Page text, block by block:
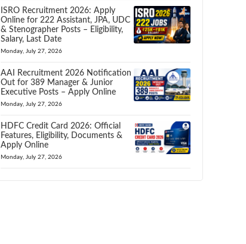
ISRO Recruitment 2026: Apply
Online for 222 Assistant, JPA, UDC
& Stenographer Posts – Eligibility,
Salary, Last Date
Monday, July 27, 2026
AAI Recruitment 2026 Notification
Out for 389 Manager & Junior
Executive Posts – Apply Online
Monday, July 27, 2026
HDFC Credit Card 2026: Official
Features, Eligibility, Documents &
Apply Online
Monday, July 27, 2026